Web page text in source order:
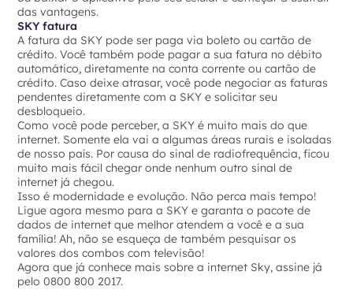
das vantagens.
SKY fatura
A fatura da SKY pode ser paga via boleto ou cartão de
crédito. Você também pode pagar a sua fatura no débito
automático, diretamente na conta corrente ou cartão de
crédito. Caso deixe atrasar, você pode negociar as faturas
pendentes diretamente com a SKY e solicitar seu
desbloqueio.
Como você pode perceber, a SKY é muito mais do que
internet. Somente ela vai a algumas áreas rurais e isoladas
de nosso país. Por causa do sinal de radiofrequência, ficou
muito mais fácil chegar onde nenhum outro sinal de
internet já chegou.
Isso é modernidade e evolução. Não perca mais tempo!
Ligue agora mesmo para a SKY e garanta o pacote de
dados de internet que melhor atendem a você e a sua
família! Ah, não se esqueça de também pesquisar os
valores dos combos com televisão!
Agora que já conhece mais sobre a internet Sky, assine já
pelo 0800 800 2017.